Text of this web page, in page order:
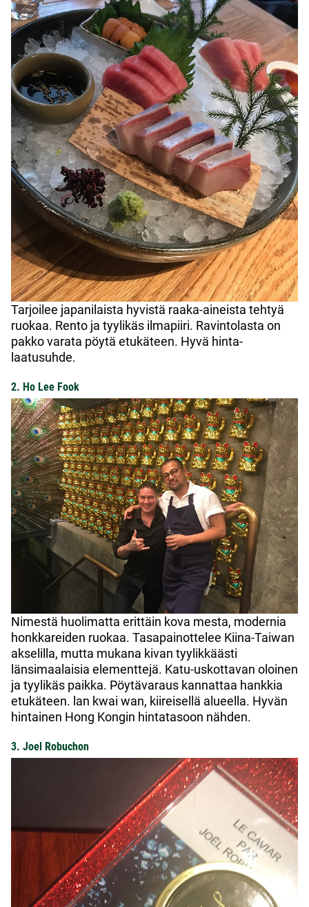
Tarjoilee japanilaista hyvistä raaka-aineista tehtyä
ruokaa. Rento ja tyylikäs ilmapiiri. Ravintolasta on
pakko varata pöytä etukäteen. Hyvä hinta-
laatusuhde.
2. Ho Lee Fook
Nimestä huolimatta erittäin kova mesta, modernia
honkkareiden ruokaa. Tasapainottelee Kiina-Taiwan
akselilla, mutta mukana kivan tyylikkäästi
länsimaalaisia elementtejä. Katu-uskottavan oloinen
ja tyylikäs paikka. Pöytävaraus kannattaa hankkia
etukäteen. lan kwai wan, kiireisellä alueella. Hyvän
hintainen Hong Kongin hintatasoon nähden.
3. Joel Robuchon